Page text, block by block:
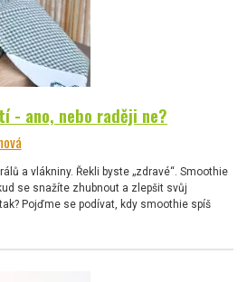
- ano, nebo raději ne?
a vlákniny. Řekli byste „zdravé“. Smoothie
se snažíte zhubnout a zlepšit svůj
Pojďme se podívat, kdy smoothie spíš